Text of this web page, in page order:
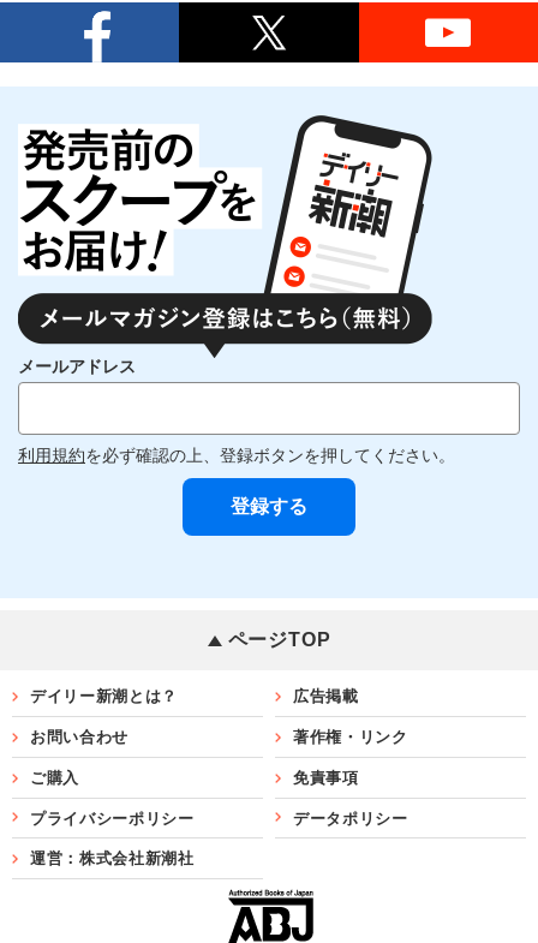
メールアドレス
利用規約を必ず確認の上、登録ボタンを押してください。
ページTOP
デイリー新潮とは？ 広告掲載
お問い合わせ 著作権・リンク
ご購入 免責事項
プライバシーポリシー データポリシー
運営：株式会社新潮社